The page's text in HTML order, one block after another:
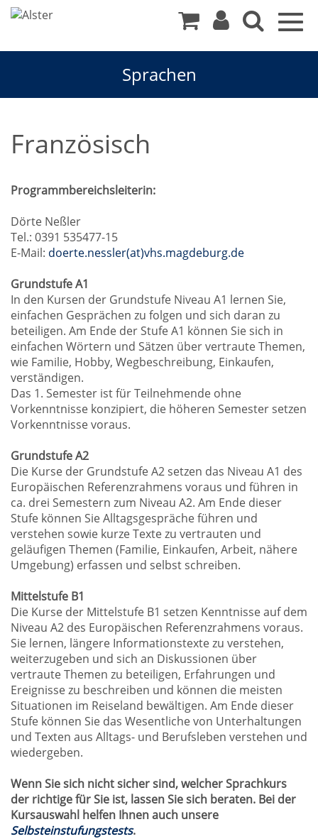
Sprachen
Französisch
Programmbereichsleiterin:
Dörte Neßler
Tel.: 0391 535477-15
E-Mail: doerte.nessler(at)vhs.magdeburg.de
Grundstufe A1
In den Kursen der Grundstufe Niveau A1 lernen Sie,
einfachen Gesprächen zu folgen und sich daran zu
beteiligen. Am Ende der Stufe A1 können Sie sich in
einfachen Wörtern und Sätzen über vertraute Themen,
wie Familie, Hobby, Wegbeschreibung, Einkaufen,
verständigen.
Das 1. Semester ist für Teilnehmende ohne
Vorkenntnisse konzipiert, die höheren Semester setzen
Vorkenntnisse voraus.
Grundstufe A2
Die Kurse der Grundstufe A2 setzen das Niveau A1 des
Europäischen Referenzrahmens voraus und führen in
ca. drei Semestern zum Niveau A2. Am Ende dieser
Stufe können Sie Alltagsgespräche führen und
verstehen sowie kurze Texte zu vertrauten und
geläufigen Themen (Familie, Einkaufen, Arbeit, nähere
Umgebung) erfassen und selbst schreiben.
Mittelstufe B1
Die Kurse der Mittelstufe B1 setzen Kenntnisse auf dem
Niveau A2 des Europäischen Referenzrahmens voraus.
Sie lernen, längere Informationstexte zu verstehen,
weiterzugeben und sich an Diskussionen über
vertraute Themen zu beteiligen, Erfahrungen und
Ereignisse zu beschreiben und können die meisten
Situationen im Reiseland bewältigen. Am Ende dieser
Stufe können Sie das Wesentliche von Unterhaltungen
und Texten aus Alltags- und Berufsleben verstehen und
wiedergeben.
Wenn Sie sich nicht sicher sind, welcher Sprachkurs
der richtige für Sie ist, lassen Sie sich beraten. Bei der
Kursauswahl helfen Ihnen auch unsere
Selbsteinstufungstests.